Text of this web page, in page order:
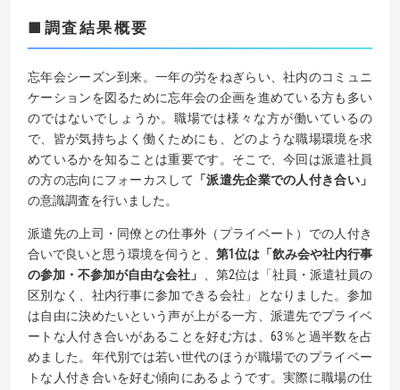
■調査結果概要
忘年会シーズン到来。一年の労をねぎらい、社内のコミュニ
ケーションを図るために忘年会の企画を進めている方も多い
のではないでしょうか。職場では様々な方が働いているの
で、皆が気持ちよく働くためにも、どのような職場環境を求
めているかを知ることは重要です。そこで、今回は派遣社員
の方の志向にフォーカスして 「派遣先企業での人付き合い」
の意識調査を行いました。
派遣先の上司・同僚との仕事外（プライベート）での人付き
合いで良いと思う環境を伺うと、 第1位は「飲み会や社内行事
の参加・不参加が自由な会社」 、第2位は「社員・派遣社員の
区別なく、社内行事に参加できる会社」となりました。参加
は自由に決めたいという声が上がる一方、派遣先でプライベ
ートな人付き合いがあることを好む方は、63％と過半数を占
めました。年代別では若い世代のほうが職場でのプライベー
トな人付き合いを好む傾向にあるようです。実際に職場の仕